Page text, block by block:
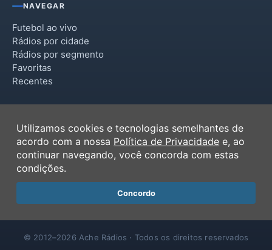
NAVEGAR
Futebol ao vivo
Rádios por cidade
Rádios por segmento
Favoritas
Recentes
Termos de Uso
Política de Privacidade
Ferramentas
Contato
© 2012–2026 Ache Rádios · Todos os direitos reservados
Utilizamos cookies e tecnologias semelhantes de
acordo com a nossa Política de Privacidade e, ao
continuar navegando, você concorda com estas
condições.
Concordo